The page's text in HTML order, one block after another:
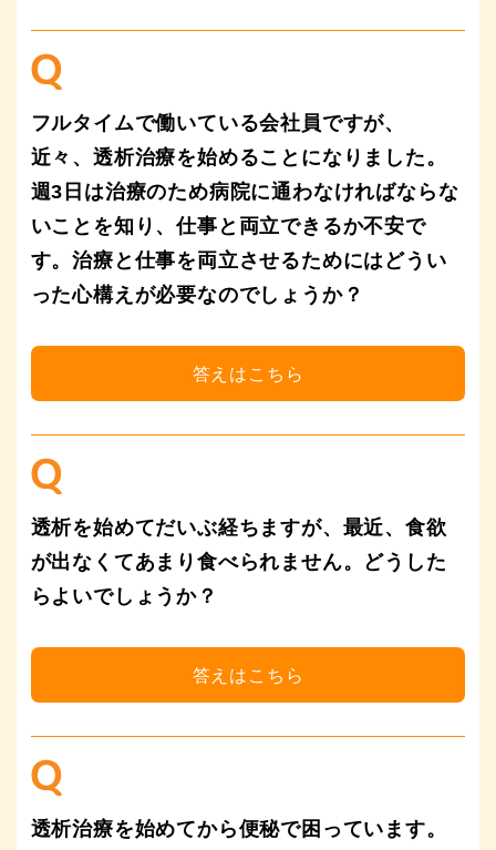
フルタイムで働いている会社員ですが、
近々、透析治療を始めることになりました。
週3日は治療のため病院に通わなければならな
いことを知り、仕事と両立できるか不安で
す。治療と仕事を両立させるためにはどうい
った心構えが必要なのでしょうか？
透析を始めてだいぶ経ちますが、最近、食欲
が出なくてあまり食べられません。どうした
らよいでしょうか？
透析治療を始めてから便秘で困っています。
キッセイ薬品のウェブサイトをご覧いただきあり
ります。
（別ウィンドウが開きます）
サイトを表示